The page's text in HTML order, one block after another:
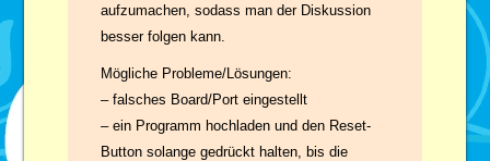
aufzumachen, sodass man der Diskussion
besser folgen kann.
Mögliche Probleme/Lösungen:
– falsches Board/Port eingestellt
– ein Programm hochladen und den Reset-
Button solange gedrückt halten, bis die